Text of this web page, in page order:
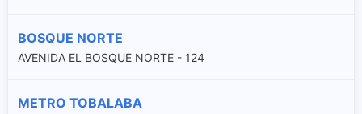
BOSQUE NORTE
AVENIDA EL BOSQUE NORTE - 124
METRO TOBALABA